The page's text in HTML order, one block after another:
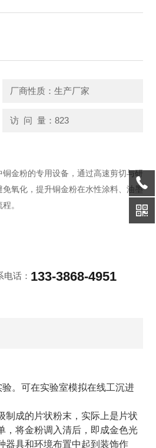
厂商性质：生产厂家
访 问 量：823
金粉的专用设备，通过高速剪切与研
氧化，提升铜金粉在水性涂料、油墨
。
电话： 133-3868-4951
。可在实验室模拟在线工沉进
制成的片状粉末，实际上是片状
，将金粉调入清后，即成金色光
器具和环境布置中起到装饰作